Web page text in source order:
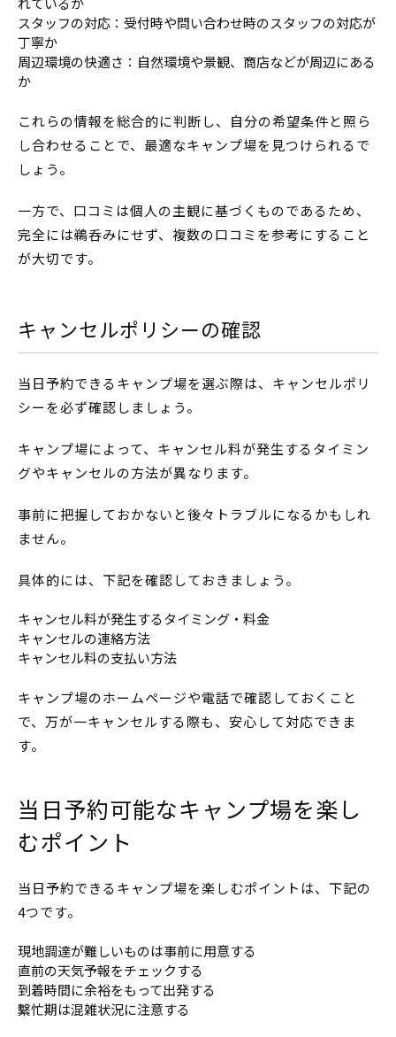
スタッフの対応：受付時や問い合わせ時のスタッフの対応が
丁寧か
周辺環境の快適さ：自然環境や景観、商店などが周辺にある
か
これらの情報を総合的に判断し、自分の希望条件と照ら
し合わせることで、最適なキャンプ場を見つけられるで
しょう。
一方で、口コミは個人の主観に基づくものであるため、
完全には鵜呑みにせず、複数の口コミを参考にすること
が大切です。
キャンセルポリシーの確認
当日予約できるキャンプ場を選ぶ際は、キャンセルポリ
シーを必ず確認しましょう。
キャンプ場によって、キャンセル料が発生するタイミン
グやキャンセルの方法が異なります。
事前に把握しておかないと後々トラブルになるかもしれ
ません。
具体的には、下記を確認しておきましょう。
キャンセル料が発生するタイミング・料金
キャンセルの連絡方法
キャンセル料の支払い方法
キャンプ場のホームページや電話で確認しておくこと
で、万が一キャンセルする際も、安心して対応できま
す。
当日予約可能なキャンプ場を楽し
むポイント
当日予約できるキャンプ場を楽しむポイントは、下記の
4つです。
現地調達が難しいものは事前に用意する
直前の天気予報をチェックする
到着時間に余裕をもって出発する
繫忙期は混雑状況に注意する